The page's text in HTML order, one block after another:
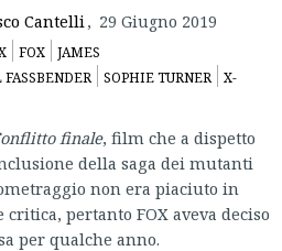
Cantelli, 29 Giugno 2019
FOX
JAMES
SOPHIE TURNER
X-
finale, film che a dispetto
della saga dei mutanti
non era piaciuto in
pertanto FOX aveva deciso
per qualche anno.